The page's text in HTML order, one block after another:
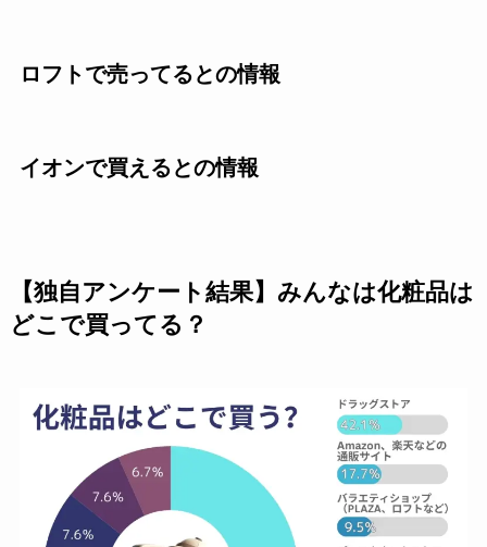
ロフトで売ってるとの情報
イオンで買えるとの情報
【独自アンケート結果】みんなは化粧品は
どこで買ってる？